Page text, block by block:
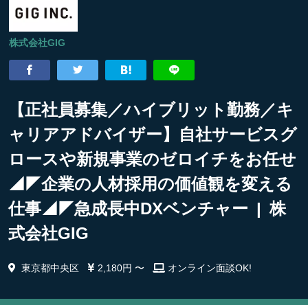
株式会社GIG
【正社員募集／ハイブリット勤務／キ
ャリアアドバイザー】自社サービスグ
ロースや新規事業のゼロイチをお任せ
◢◤企業の人材採用の価値観を変える
仕事◢◤急成長中DXベンチャー | 株
式会社GIG
東京都中央区 2,180円 〜 オンライン面談OK!